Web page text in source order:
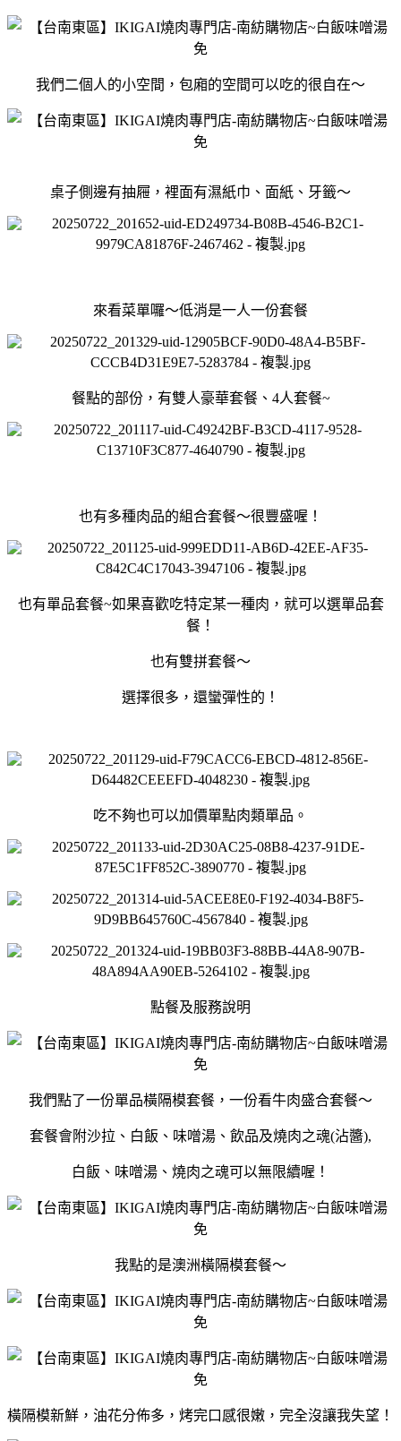
我們二個人的小空間，包廂的空間可以吃的很自在～
桌子側邊有抽屜，裡面有濕紙巾、面紙、牙籤～
來看菜單囉～低消是一人一份套餐
餐點的部份，有雙人豪華套餐、4人套餐~
也有多種肉品的組合套餐～很豐盛喔！
也有單品套餐~如果喜歡吃特定某一種肉，就可以選單品套
餐！
也有雙拼套餐～
選擇很多，還蠻彈性的！
吃不夠也可以加價單點肉類單品。
點餐及服務說明
我們點了一份單品橫隔模套餐，一份看牛肉盛合套餐～
套餐會附沙拉、白飯、味噌湯、飲品及燒肉之魂(沾醬),
白飯、味噌湯、燒肉之魂可以無限續喔！
我點的是澳洲橫隔模套餐～
橫隔模新鮮，油花分佈多，烤完口感很嫩，完全沒讓我失望！